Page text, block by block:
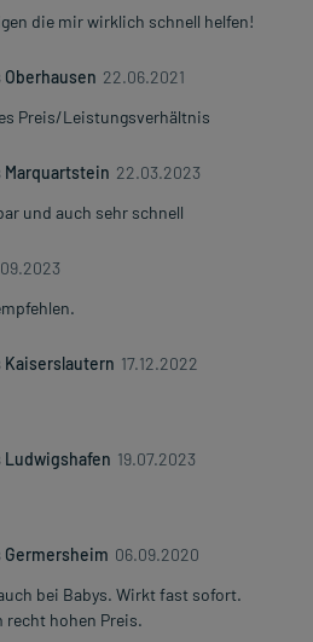
die mir wirklich schnell helfen!
22.06.2021
Preis/Leistungsverhältnis
22.03.2023
und auch sehr schnell
17.12.2022
19.07.2023
06.09.2020
bei Babys. Wirkt fast sofort.
recht hohen Preis.